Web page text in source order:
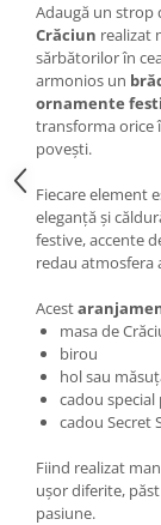
Adaugă un strop
Crăciun realizat
sărbătorilor în
armonios un
ornamente
transforma orice
povești.
Fiecare element
eleganță și
festive, accente
redau atmosfera
Acest
masa de
birou
hol sau
cadou
cadou Secret
Fiind realizat
ușor diferite,
pasiune.